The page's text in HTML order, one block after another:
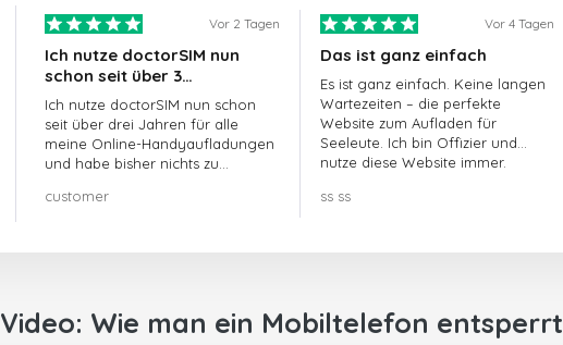
Vor 2 Tagen
Ich nutze doctorSIM nun
schon seit über 3…
Ich nutze doctorSIM nun schon
seit über drei Jahren für alle
meine Online-Handyaufladungen
und habe bisher nichts zu
empfehlen!!!
customer
Vor 4 Tagen
Das ist ganz einfach
Es ist ganz einfach. Keine langen
Wartezeiten – die perfekte
Website zum Aufladen für
Seeleute. Ich bin Offizier und
nutze diese Website immer.
ss ss
Video: Wie man ein Mobiltelefon entsperrt